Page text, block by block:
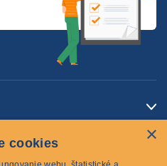
×
cookies